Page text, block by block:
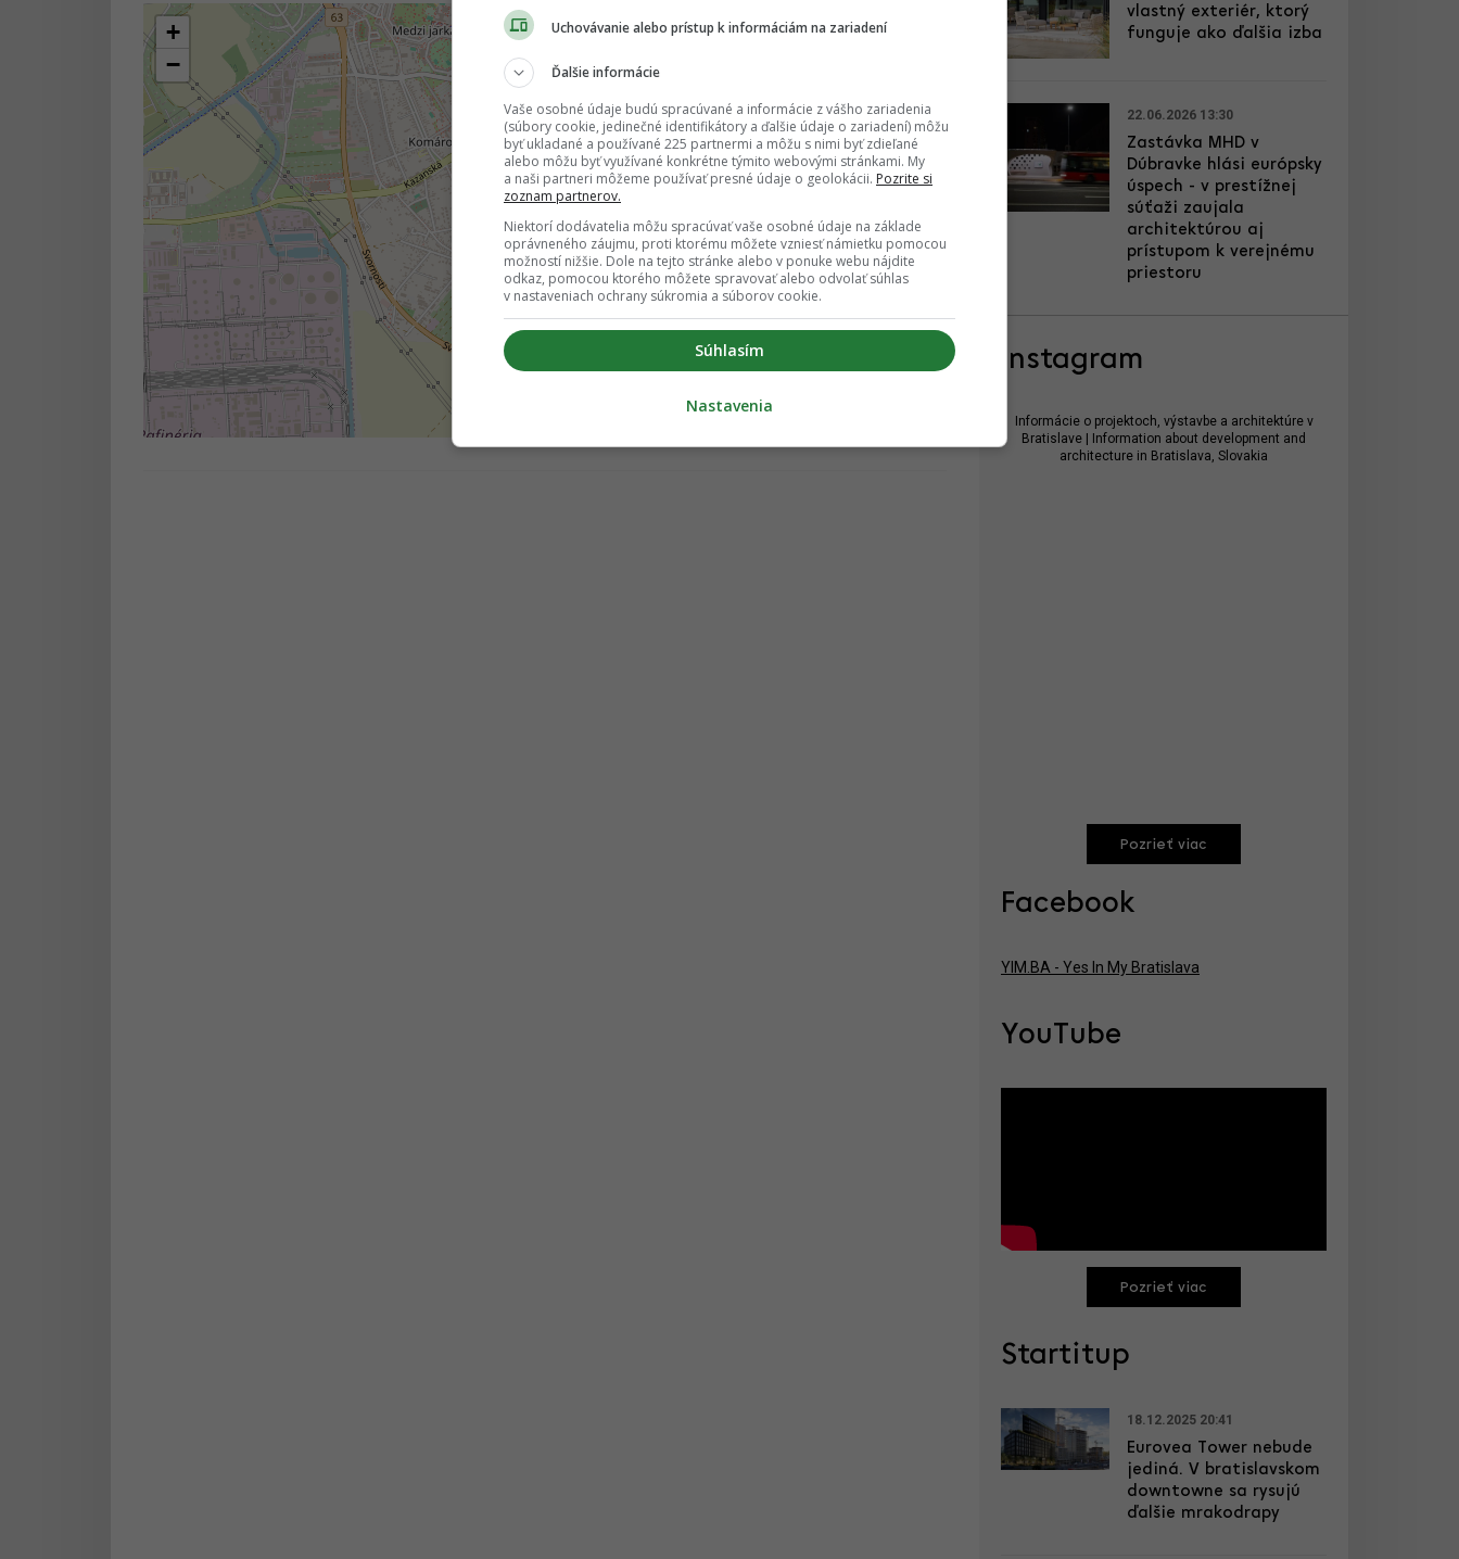
+
−
vlastný exteriér, ktorý
funguje ako ďalšia izba
22.06.2026 13:30
Zastávka MHD v
Dúbravke hlási európsky
úspech - v prestížnej
súťaži zaujala
architektúrou aj
prístupom k verejnému
priestoru
Instagram
Informácie o projektoch, výstavbe a architektúre v
Bratislave | Information about development and
architecture in Bratislava, Slovakia
Pozrieť viac
Facebook
YIM.BA - Yes In My Bratislava
YouTube
Pozrieť viac
Startitup
18.12.2025 20:41
Eurovea Tower nebude
jediná. V bratislavskom
downtowne sa rysujú
ďalšie mrakodrapy
Uchovávanie alebo prístup k informáciám na zariadení
Ďalšie informácie
Vaše osobné údaje budú spracúvané a informácie z vášho zariadenia
(súbory cookie, jedinečné identifikátory a ďalšie údaje o zariadení) môžu
byť ukladané a používané 225 partnermi a môžu s nimi byť zdieľané
alebo môžu byť využívané konkrétne týmito webovými stránkami. My
a naši partneri môžeme používať presné údaje o geolokácii. Pozrite si
zoznam partnerov.
Niektorí dodávatelia môžu spracúvať vaše osobné údaje na základe
oprávneného záujmu, proti ktorému môžete vzniesť námietku pomocou
možností nižšie. Dole na tejto stránke alebo v ponuke webu nájdite
odkaz, pomocou ktorého môžete spravovať alebo odvolať súhlas
v nastaveniach ochrany súkromia a súborov cookie.
Súhlasím
Nastavenia